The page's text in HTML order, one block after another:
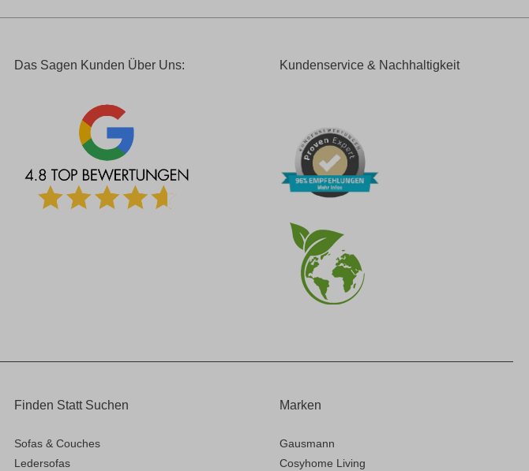
Das Sagen Kunden Über Uns: Kundenservice & Nachhaltigkeit
Finden Statt Suchen
Sofas & Couches
Ledersofas
Marken
Gausmann
Cosyhome Living